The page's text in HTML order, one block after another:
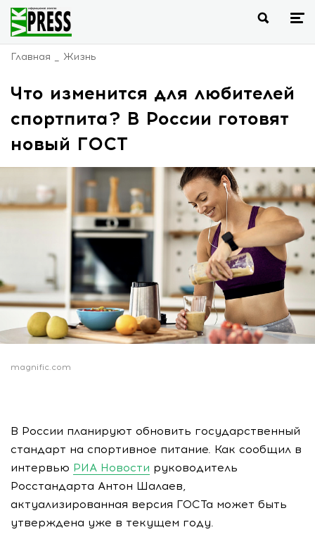
Главная Жизнь
Что изменится для любителей
спортпита? В России готовят
новый ГОСТ
magnific.com
В России планируют обновить государственный
стандарт на спортивное питание. Как сообщил в
интервью РИА Новости руководитель
Росстандарта Антон Шалаев,
актуализированная версия ГОСТа может быть
утверждена уже в текущем году.